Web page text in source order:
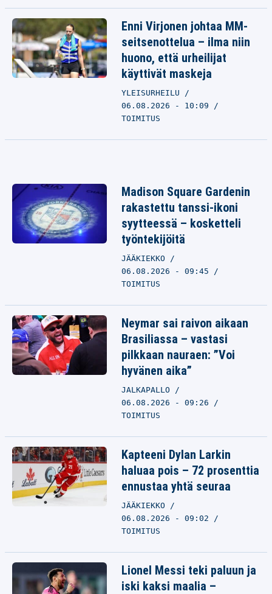
Enni Virjonen johtaa MM-
seitsenottelua – ilma niin
huono, että urheilijat
käyttivät maskeja
YLEISURHEILU
06.08.2026 - 10:09
TOIMITUS
Madison Square Gardenin
rakastettu tanssi-ikoni
syytteessä – kosketteli
työntekijöitä
JÄÄKIEKKO
06.08.2026 - 09:45
TOIMITUS
Neymar sai raivon aikaan
Brasiliassa – vastasi
pilkkaan nauraen: ”Voi
hyvänen aika”
JALKAPALLO
06.08.2026 - 09:26
TOIMITUS
Kapteeni Dylan Larkin
haluaa pois – 72 prosenttia
ennustaa yhtä seuraa
JÄÄKIEKKO
06.08.2026 - 09:02
TOIMITUS
Lionel Messi teki paluun ja
iski kaksi maalia –